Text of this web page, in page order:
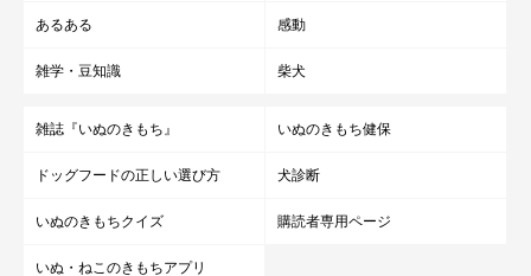
あるある 感動
雑学・豆知識 柴犬
雑誌『いぬのきもち』 いぬのきもち健保
ドッグフードの正しい選び方 犬診断
いぬのきもちクイズ 購読者専用ページ
いぬ・ねこのきもちアプリ